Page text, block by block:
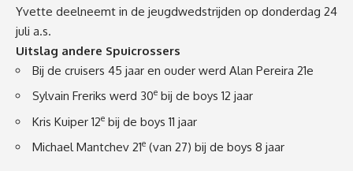
Yvette deelneemt in de jeugdwedstrijden op donderdag 24
juli a.s.
Uitslag andere Spuicrossers
Bij de cruisers 45 jaar en ouder werd Alan Pereira 21e
Sylvain Freriks werd 30e bij de boys 12 jaar
Kris Kuiper 12e bij de boys 11 jaar
Michael Mantchev 21e (van 27) bij de boys 8 jaar